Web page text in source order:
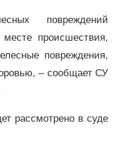
повреждений
происшествия,
повреждения,
– сообщает СУ
рассмотрено в суде